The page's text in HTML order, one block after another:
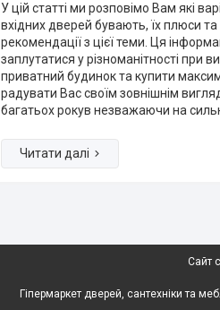
У цій статті ми розповімо Вам які
вхідних дверей бувають, їх плюси
рекомендації з цієї теми. Ця
заплутатися у різноманітності при
приватний будинок та купити
радувати Вас своїм зовнішнім
багатьох рокув незважаючи на
Сайт